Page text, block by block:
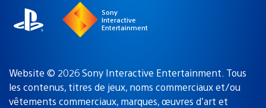
Sony
Interactive
Entertainment
Website © 2026 Sony Interactive Entertainment. Tous
les contenus, titres de jeux, noms commerciaux et/ou
vêtements commerciaux, marques, œuvres d’art et